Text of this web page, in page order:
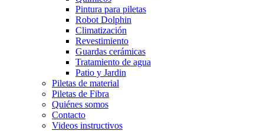
Pintura para piletas
Robot Dolphin
Climatización
Revestimiento
Guardas cerámicas
Tratamiento de agua
Patio y Jardin
Piletas de material
Piletas de Fibra
Quiénes somos
Contacto
Videos instructivos